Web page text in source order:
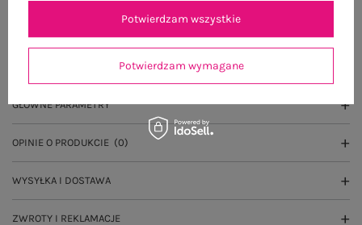
GŁÓWNE PARAMETRY
OPINIE O PRODUKCIE (0)
WYSYŁKA I DOSTAWA
ZWROTY I REKLAMACJE
Potwierdzam wymagane
Potwierdzam wszystkie